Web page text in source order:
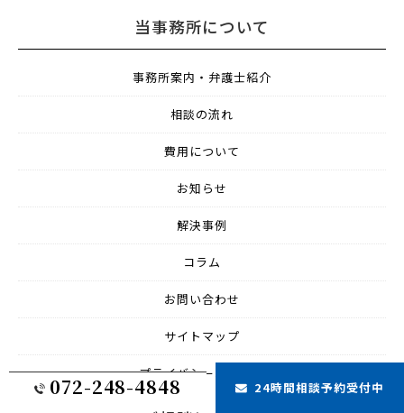
072-248-4848 24時間相談予約受付中
当事務所について
事務所案内・弁護士紹介
相談の流れ
費用について
お知らせ
解決事例
コラム
お問い合わせ
サイトマップ
プライバシーポリシー